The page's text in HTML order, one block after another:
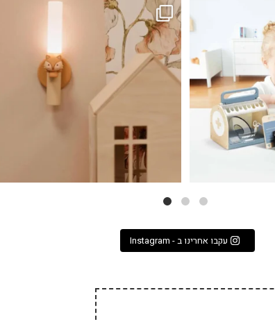
גם פריט עיצובי לחדר, גם מנורת לילה מרגיעה, וגם...
0
עקבו אחרינו ב - Instagram